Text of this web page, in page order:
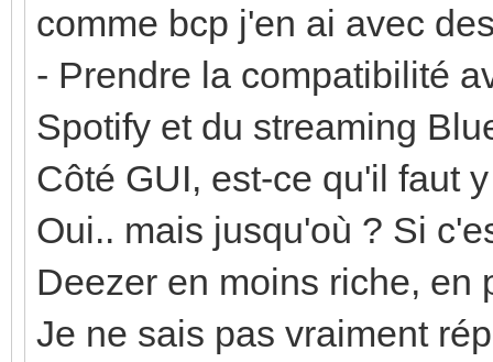
comme bcp j'en ai avec
- Prendre la compatibilité
Spotify et du streaming
Côté GUI, est-ce qu'il faut
Oui.. mais jusqu'où ? Si
Deezer en moins riche, en
Je ne sais pas vraiment